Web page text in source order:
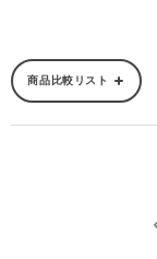
商品比較リスト